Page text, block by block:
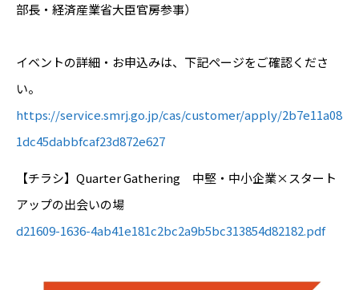
部長・経済産業省大臣官房参事）
イベントの詳細・お申込みは、下記ページをご確認くださ
い。
https://service.smrj.go.jp/cas/customer/apply/2b7e11a08
1dc45dabbfcaf23d872e627
【チラシ】Quarter Gathering 中堅・中小企業×スタート
アップの出会いの場
d21609-1636-4ab41e181c2bc2a9b5bc313854d82182.pdf